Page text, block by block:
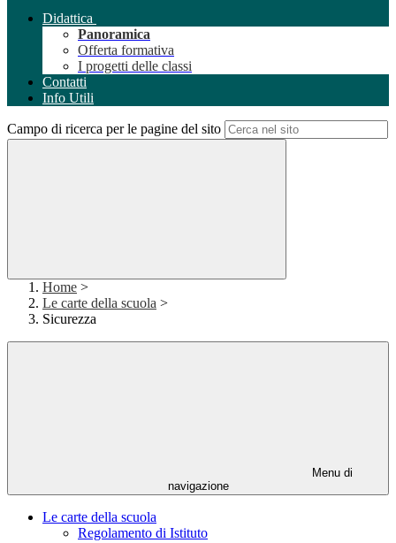
Didattica
Panoramica
Offerta formativa
I progetti delle classi
Contatti
Info Utili
Campo di ricerca per le pagine del sito
Home >
Le carte della scuola >
Sicurezza
Menu di
navigazione
Le carte della scuola
Regolamento di Istituto